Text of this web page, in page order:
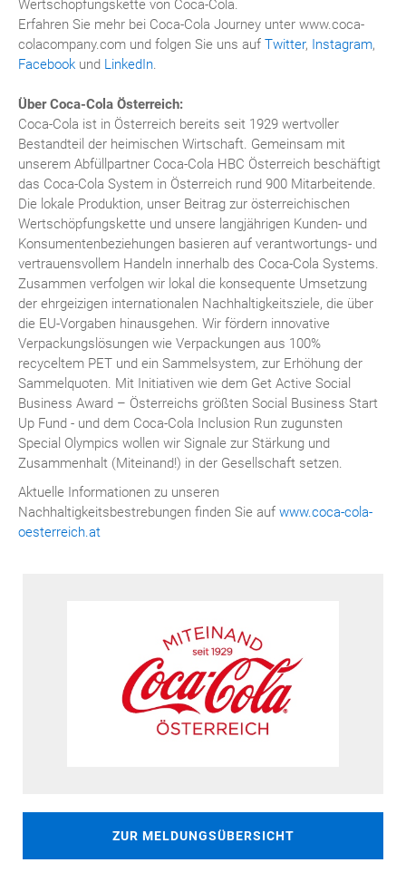
Wertschöpfungskette von Coca-Cola.
Erfahren Sie mehr bei Coca-Cola Journey unter www.coca-
colacompany.com und folgen Sie uns auf Twitter, Instagram,
Facebook und LinkedIn.
Über Coca-Cola Österreich:
Coca-Cola ist in Österreich bereits seit 1929 wertvoller
Bestandteil der heimischen Wirtschaft. Gemeinsam mit
unserem Abfüllpartner Coca-Cola HBC Österreich beschäftigt
das Coca-Cola System in Österreich rund 900 Mitarbeitende.
Die lokale Produktion, unser Beitrag zur österreichischen
Wertschöpfungskette und unsere langjährigen Kunden- und
Konsumentenbeziehungen basieren auf verantwortungs- und
vertrauensvollem Handeln innerhalb des Coca-Cola Systems.
Zusammen verfolgen wir lokal die konsequente Umsetzung
der ehrgeizigen internationalen Nachhaltigkeitsziele, die über
die EU-Vorgaben hinausgehen. Wir fördern innovative
Verpackungslösungen wie Verpackungen aus 100%
recyceltem PET und ein Sammelsystem, zur Erhöhung der
Sammelquoten. Mit Initiativen wie dem Get Active Social
Business Award – Österreichs größten Social Business Start
Up Fund - und dem Coca-Cola Inclusion Run zugunsten
Special Olympics wollen wir Signale zur Stärkung und
Zusammenhalt (Miteinand!) in der Gesellschaft setzen.
Aktuelle Informationen zu unseren
Nachhaltigkeitsbestrebungen finden Sie auf www.coca-cola-
oesterreich.at
ZUR MELDUNGSÜBERSICHT